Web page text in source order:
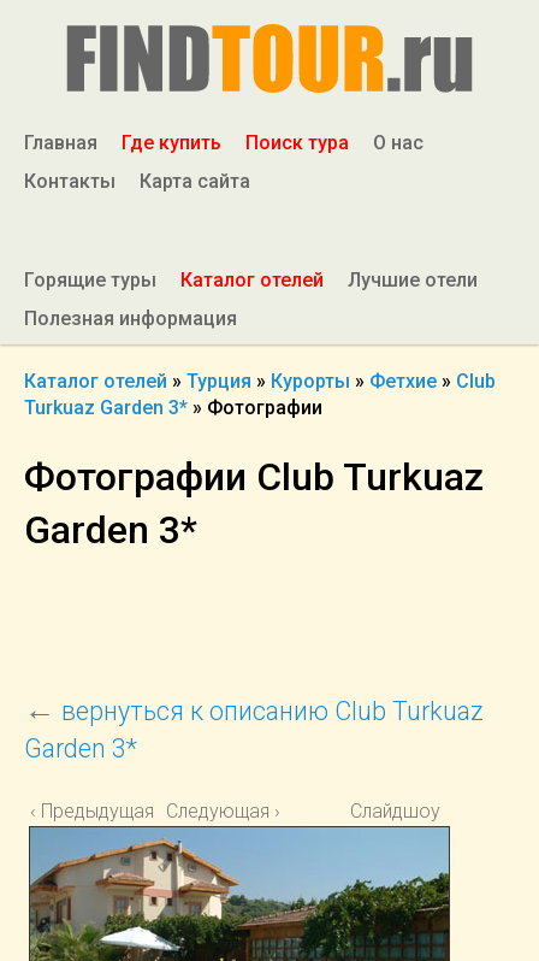
Главная Где купить Поиск тура
О нас
Контакты
Карта сайта
Горящие туры Каталог отелей
Лучшие отели
Полезная информация
Каталог отелей » Турция » Курорты » Фетхие » Club
Turkuaz Garden 3* » Фотографии
Фотографии Club Turkuaz
Garden 3*
← вернуться к описанию Club Turkuaz
Garden 3*
‹ Предыдущая Следующая › Слайдшоу